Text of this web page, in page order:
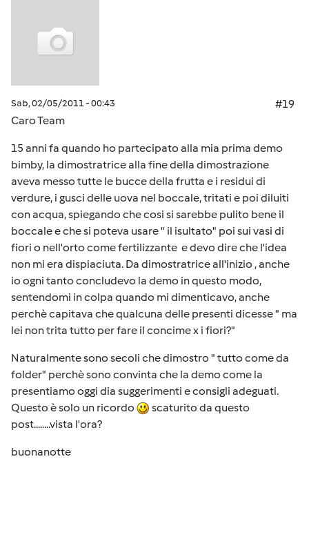
Sab, 02/05/2011 - 00:43
#19
Caro Team
15 anni fa quando ho partecipato alla mia prima demo
bimby, la dimostratrice alla fine della dimostrazione
aveva messo tutte le bucce della frutta e i residui di
verdure, i gusci delle uova nel boccale, tritati e poi diluiti
con acqua, spiegando che cosi si sarebbe pulito bene il
boccale e che si poteva usare " il isultato" poi sui vasi di
fiori o nell'orto come fertilizzante e devo dire che l'idea
non mi era dispiaciuta. Da dimostratrice all'inizio , anche
io ogni tanto concludevo la demo in questo modo,
sentendomi in colpa quando mi dimenticavo, anche
perchè capitava che qualcuna delle presenti dicesse " ma
lei non trita tutto per fare il concime x i fiori?"
Naturalmente sono secoli che dimostro " tutto come da
folder" perchè sono convinta che la demo come la
presentiamo oggi dia suggerimenti e consigli adeguati.
Questo è solo un ricordo
scaturito da questo
post........vista l'ora?
buonanotte